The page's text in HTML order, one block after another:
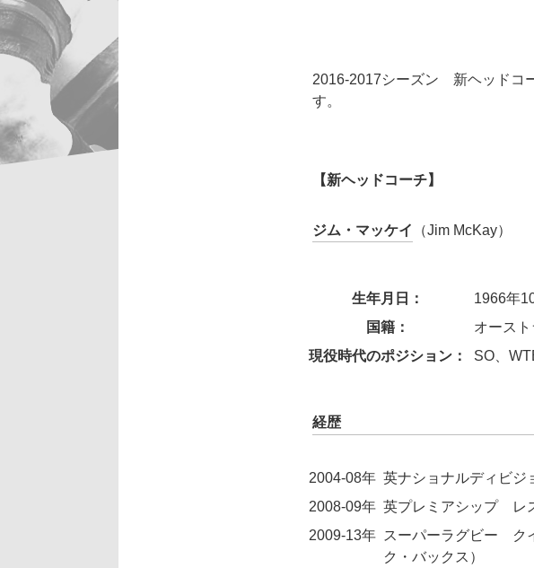
2016-2017シーズン 新ヘッドコ
す。
【新ヘッドコーチ】
ジム・マッケイ （Jim McKay）
生年月日：
1966年
国籍：
オース
現役時代のポジション：
SO、
経歴
2004-08年 英ナショナルディビ
2008-09年 英プレミアシップ レ
2009-13年 スーパーラグビー ク
ク・バックス）